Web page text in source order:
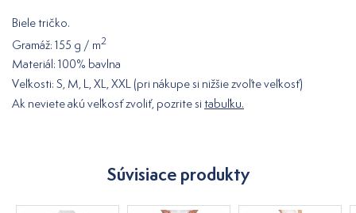
Biele tričko.
Gramáž: 155 g / m2
Materiál: 100% bavlna
Veľkosti: S, M, L, XL, XXL (pri nákupe si nižšie zvoľte veľkosť)
Ak neviete akú veľkosť zvoliť, pozrite si tabuľku.
Súvisiace produkty